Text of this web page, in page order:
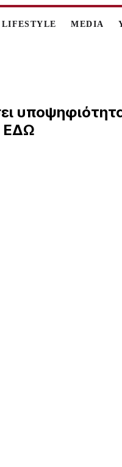
LIFESTYLE MEDIA
ΕΔΩ